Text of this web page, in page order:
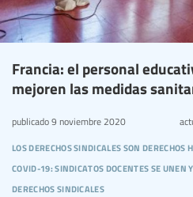
Francia: el personal
mejoren las medidas
los derechos sindicales son derechos
covid-19: sindicatos docentes se unen
derechos sindicales
publicado9 noviembre 2020